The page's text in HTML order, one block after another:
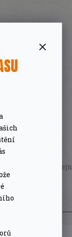
000 Kč
na